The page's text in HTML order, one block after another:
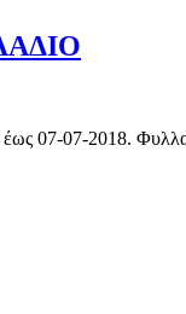
07-07-2018.